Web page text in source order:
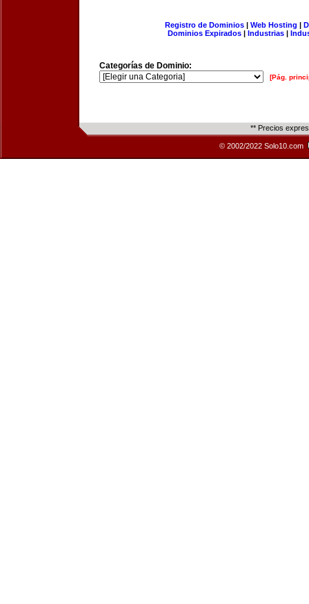
Registro de Dominios| Web Hosting |
Dominios Expirados | Industrias |
Categorías de Dominio:
[Pág.
** Precios
© 2002/2022 Solo10.com